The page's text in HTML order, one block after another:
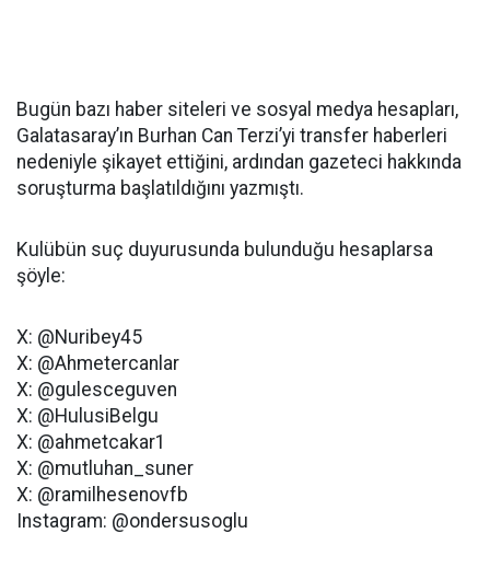
Bugün bazı haber siteleri ve sosyal medya hesapları,
Galatasaray’ın Burhan Can Terzi’yi transfer haberleri
nedeniyle şikayet ettiğini, ardından gazeteci hakkında
soruşturma başlatıldığını yazmıştı.
Kulübün suç duyurusunda bulunduğu hesaplarsa
şöyle:
X: @Nuribey45
X: @Ahmetercanlar
X: @gulesceguven
X: @HulusiBelgu
X: @ahmetcakar1
X: @mutluhan_suner
X: @ramilhesenovfb
Instagram: @ondersusoglu